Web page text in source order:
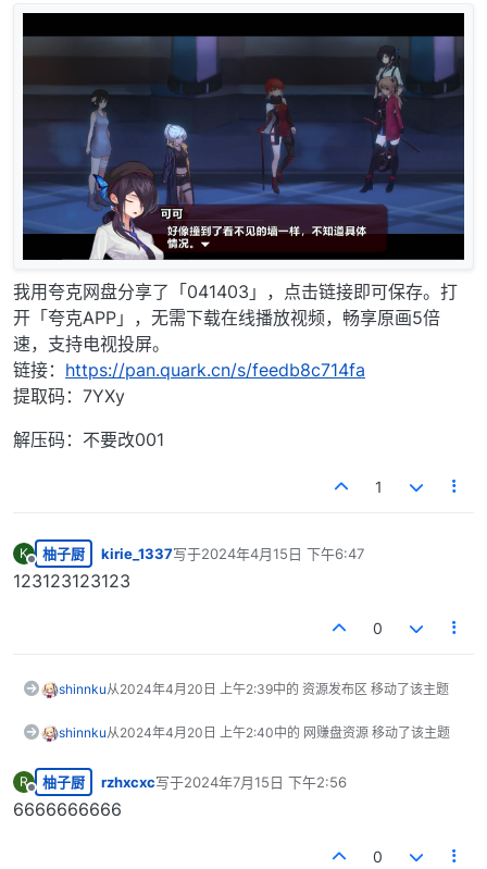
我用夸克网盘分享了「041403」，点击链接即可保存。打
开「夸克APP」，无需下载在线播放视频，畅享原画5倍
速，支持电视投屏。
链接： https://pan.quark.cn/s/feedb8c714fa
提取码：7YXy
解压码：不要改001
1
K
离线
柚子厨 kirie_1337写于2024年4月15日 下午6:47
最后由 编辑
123123123123
0
shinnku从2024年4月20日 上午2:39中的 资源发布区 移动了该主题
shinnku从2024年4月20日 上午2:40中的 网赚盘资源 移动了该主题
R
离线
柚子厨 rzhxcxc写于2024年7月15日 下午2:56
最后由 编辑
6666666666
0